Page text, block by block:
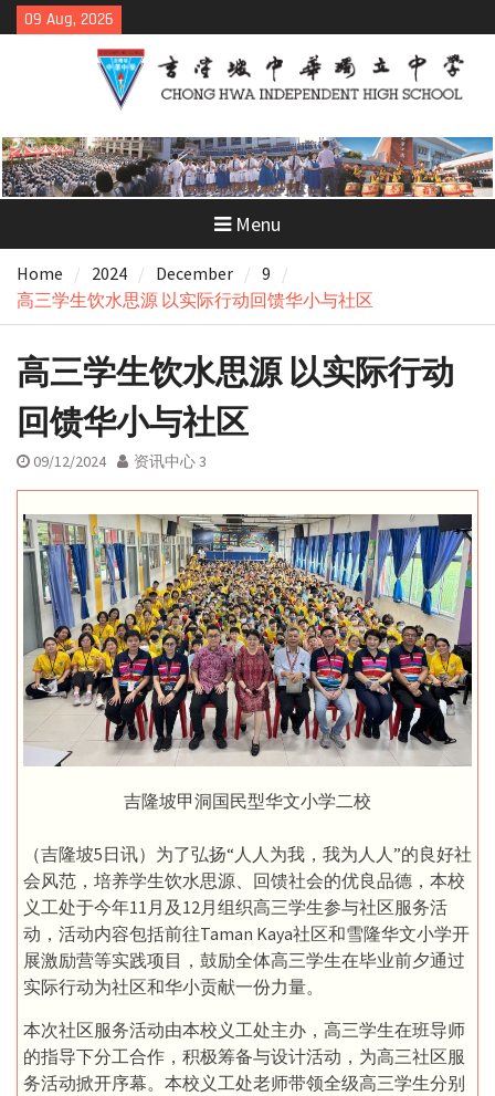
Skip
to
09 Aug, 2026
Menu
Home 2024 December
9
高三学生饮水思源 以实际行动回馈华小与社区
高三学生饮水思源 以实际行动
回馈华小与社区
09/12/2024 资讯中心 3
吉隆坡甲洞国民型华文小学二校
（吉隆坡5日讯）为了弘扬“人人为我，我为人人”的良好社
会风范，培养学生饮水思源、回馈社会的优良品德，本校
义工处于今年11月及12月组织高三学生参与社区服务活
动，活动内容包括前往Taman Kaya社区和雪隆华文小学开
展激励营等实践项目，鼓励全体高三学生在毕业前夕通过
实际行动为社区和华小贡献一份力量。
本次社区服务活动由本校义工处主办，高三学生在班导师
的指导下分工合作，积极筹备与设计活动，为高三社区服
务活动掀开序幕。本校义工处老师带领全级高三学生分别